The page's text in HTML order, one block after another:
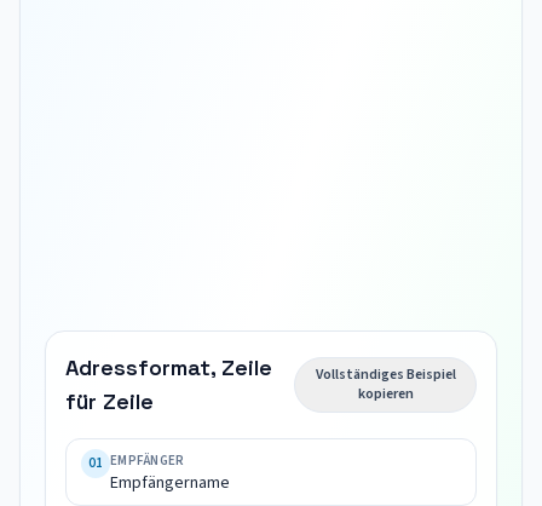
Adressformat, Zeile
für Zeile
Vollständiges Beispiel
kopieren
Paul
Kruger
01 EMPFÄNGER
Empfängername